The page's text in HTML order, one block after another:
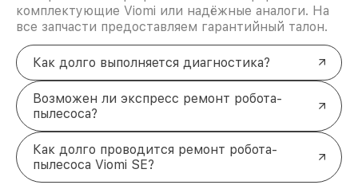
комплектующие Viomi или надёжные аналоги. На
все запчасти предоставляем гарантийный талон.
Как долго выполняется диагностика?
Возможен ли экспресс ремонт робота-
пылесоса?
Как долго проводится ремонт робота-
пылесоса Viomi SE?